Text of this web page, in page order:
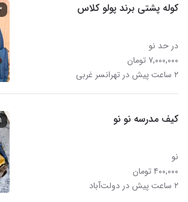
کوله پشتی برند پولو کلاس
در حد نو
۷,۰۰۰,۰۰۰ تومان
۲ ساعت پیش در تهرانسر غربی
کیف مدرسه نو نو
نو
۴۰۰,۰۰۰ تومان
۲ ساعت پیش در دولت‌آباد
۱